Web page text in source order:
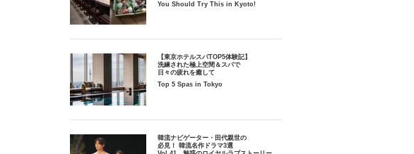
You Should Try This in Kyoto!
【東京ホテルスパTOP5体験記】
洗練された極上空間＆スパで
日々の疲れを癒して
Top 5 Spas in Tokyo
韓流ナビゲーター・田代親世の
必見！ 韓流名作ドラマ3選